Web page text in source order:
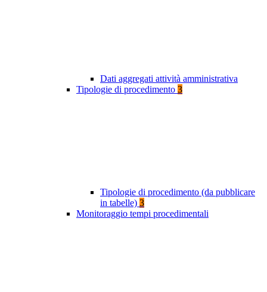
Dati aggregati attività amministrativa
Tipologie di procedimento 3
Tipologie di procedimento (da pubblicare
in tabelle) 3
Monitoraggio tempi procedimentali